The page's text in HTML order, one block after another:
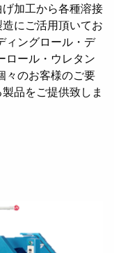
加工から各種溶接
にご活用頂いてお
ィングロール・デ
ロール・ウレタン
々のお客様のご要
品をご提供致しま